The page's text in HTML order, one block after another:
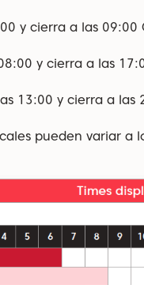
y cierra a las 09:00
y cierra a las
13:00 y cierra a las
pueden variar